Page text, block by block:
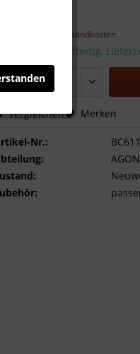
zzgl. Versandkosten
Sofort versandfertig,
Vergleichen Merken
Nr.: